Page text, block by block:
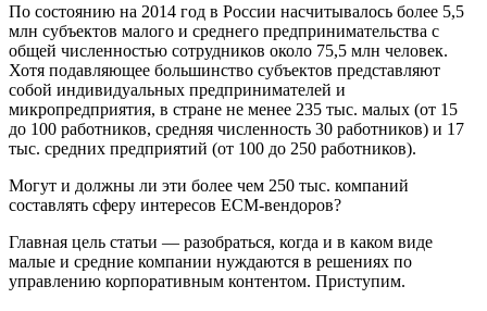
По состоянию на 2014 год в России насчитывалось более 5,5
млн субъектов малого и среднего предпринимательства с
общей численностью сотрудников около 75,5 млн человек.
Хотя подавляющее большинство субъектов представляют
собой индивидуальных предпринимателей и
микропредприятия, в стране не менее 235 тыс. малых (от 15
до 100 работников, средняя численность 30 работников) и 17
тыс. средних предприятий (от 100 до 250 работников).
Могут и должны ли эти более чем 250 тыс. компаний
составлять сферу интересов ECM-вендоров?
Главная цель статьи — разобраться, когда и в каком виде
малые и средние компании нуждаются в решениях по
управлению корпоративным контентом. Приступим.